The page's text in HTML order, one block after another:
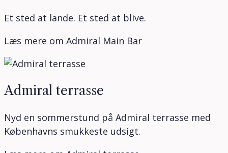
Et sted at lande. Et sted at blive.
Læs mere om Admiral Main Bar
Admiral terrasse
Nyd en sommerstund på Admiral terrasse med
Københavns smukkeste udsigt.